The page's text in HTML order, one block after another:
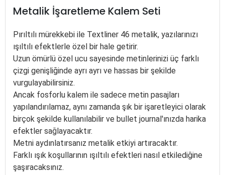
Metalik İşaretleme Kalem Seti
Pırıltılı mürekkebi ile Textliner 46 metalik, yazılarınızı
ışıltılı efektlerle özel bir hale getirir.
Uzun ömürlü özel ucu sayesinde metinlerinizi üç farklı
çizgi genişliğinde ayrı ayrı ve hassas bir şekilde
vurgulayabilirsiniz.
Ancak fosforlu kalem ile sadece metin pasajları
yapılandırılamaz, aynı zamanda şık bir işaretleyici olarak
birçok şekilde kullanılabilir ve bullet journal'ınızda harika
efektler sağlayacaktır.
Metni aydınlatırsanız metalik etkiyi artıracaktır.
Farklı ışık koşullarının ışıltılı efektleri nasıl etkilediğine
şaşıracaksınız.